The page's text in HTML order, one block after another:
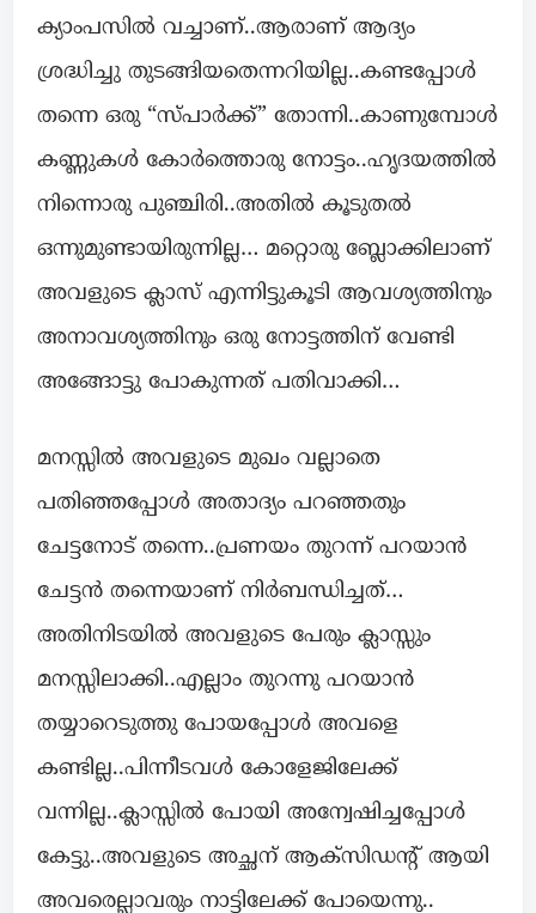
ക്യാംപസിൽ വച്ചാണ്..ആരാണ് ആദ്യം
ശ്രദ്ധിച്ചു തുടങ്ങിയതെന്നറിയില്ല..കണ്ടപ്പോൾ
തന്നെ ഒരു “സ്പാർക്ക്” തോന്നി..കാണുമ്പോൾ
കണ്ണുകൾ കോർത്തൊരു നോട്ടം..ഹൃദയത്തിൽ
നിന്നൊരു പുഞ്ചിരി..അതിൽ കൂടുതൽ
ഒന്നുമുണ്ടായിരുന്നില്ല… മറ്റൊരു ബ്ലോക്കിലാണ്
അവളുടെ ക്ലാസ് എന്നിട്ടുകൂടി ആവശ്യത്തിനും
അനാവശ്യത്തിനും ഒരു നോട്ടത്തിന് വേണ്ടി
അങ്ങോട്ടു പോകുന്നത് പതിവാക്കി…
മനസ്സിൽ അവളുടെ മുഖം വല്ലാതെ
പതിഞ്ഞപ്പോൾ അതാദ്യം പറഞ്ഞതും
ചേട്ടനോട് തന്നെ..പ്രണയം തുറന്ന് പറയാൻ
ചേട്ടൻ തന്നെയാണ് നിർബന്ധിച്ചത്…
അതിനിടയിൽ അവളുടെ പേരും ക്ലാസ്സും
മനസ്സിലാക്കി..എല്ലാം തുറന്നു പറയാൻ
തയ്യാറെടുത്തു പോയപ്പോൾ അവളെ
കണ്ടില്ല..പിന്നീടവൾ കോളേജിലേക്ക്
വന്നില്ല..ക്ലാസ്സിൽ പോയി അന്വേഷിച്ചപ്പോൾ
കേട്ടു..അവളുടെ അച്ഛന് ആക്സിഡന്റ് ആയി
അവരെല്ലാവരും നാട്ടിലേക്ക് പോയെന്നു..